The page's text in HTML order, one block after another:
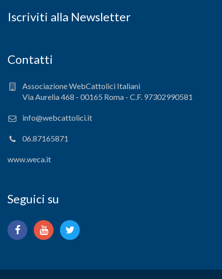
Iscriviti alla Newsletter
Contatti
Associazione WebCattolici Italiani
Via Aurelia 468 - 00165 Roma - C.F. 97302990581
info@webcattolici.it
06.87165871
www.weca.it
Seguici su